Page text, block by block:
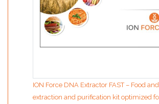
ION Force DNA Extractor FAST – Food
extraction and purification kit optimized